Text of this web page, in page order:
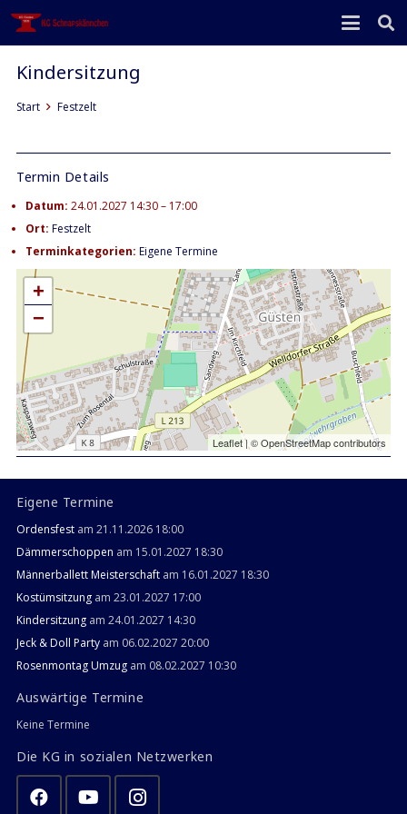
Kindersitzung
Start Festzelt
Termin Details
Datum: 24.01.2027 14:30– 17:00
Ort: Festzelt
Terminkategorien: Eigene Termine
+
−
Leaflet| ©OpenStreetMapcontributors
Eigene Termine
Ordensfest am 21.11.2026 18:00
Dämmerschoppen am 15.01.2027 18:30
Männerballett Meisterschaft am 16.01.2027 18:30
Kostümsitzung am 23.01.2027 17:00
Kindersitzung am 24.01.2027 14:30
Jeck & Doll Party am 06.02.2027 20:00
Rosenmontag Umzug am 08.02.2027 10:30
Auswärtige Termine
Keine Termine
Die KG in sozialen Netzwerken